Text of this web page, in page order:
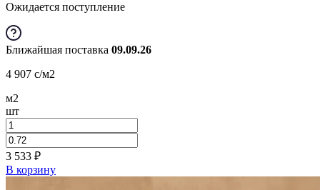
Ожидается поступление
Ближайшая поставка 09.09.26
4 907 c/м2
м2
шт
3 533 ₽
В корзину